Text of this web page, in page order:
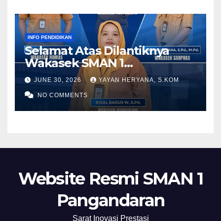
INFO PENDIDIKAN
Selamat Atas Dilantiknya
Wakasek SMAN 1
Pangandaran Periode 2026-
2028
JUNE 30, 2026 YAYAN HERYANA, S.KOM
NO COMMENTS
Website Resmi SMAN 1
Pangandaran
Sarat Inovasi Prestasi